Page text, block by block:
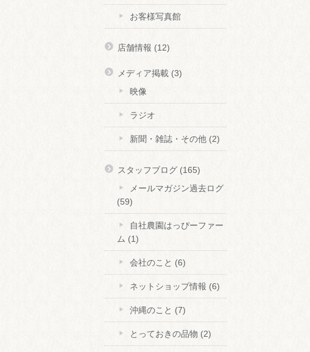
お客様写真館
店舗情報 (12)
メディア掲載 (3)
映像
ラジオ
新聞・雑誌・その他 (2)
スタッフブログ (165)
メールマガジン過去ログ
(59)
自社農園はっぴーファー
ム (1)
会社のこと (6)
ネットショップ情報 (6)
沖縄のこと (7)
とっておきの品物 (2)